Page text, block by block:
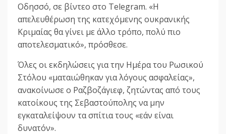
Οδησσό, σε βίντεο στο Telegram. «Η
απελευθέρωση της κατεχόμενης ουκρανικής
Κριμαίας θα γίνει με άλλο τρόπο, πολύ πιο
αποτελεσματικό», πρόσθεσε.
Όλες οι εκδηλώσεις για την Ημέρα του Ρωσικού
Στόλου «ματαιώθηκαν για λόγους ασφαλείας»,
ανακοίνωσε ο Ραζβοζάγιεφ, ζητώντας από τους
κατοίκους της Σεβαστούπολης να μην
εγκαταλείψουν τα σπίτια τους «εάν είναι
δυνατόν».